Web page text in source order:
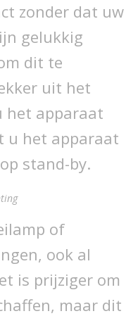
zonder dat uw
gelukkig
dit te
uit het
het apparaat
u het apparaat
stand-by.
of
ook al
is prijziger om
maar dit